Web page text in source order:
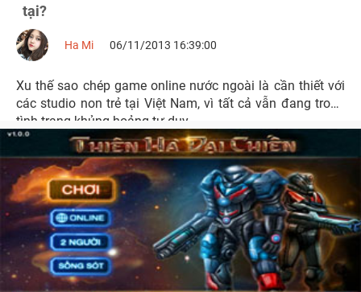
tại?
Ha Mi 06/11/2013 16:39:00
Xu thế sao chép game online nước ngoài là cần thiết với
các studio non trẻ tại Việt Nam, vì tất cả vẫn đang trong
tình trạng khủng hoảng tư duy.